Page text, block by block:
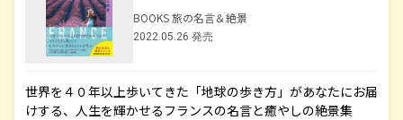
BOOKS 旅の名言＆絶景
2022.05.26 発売
世界を４０年以上歩いてきた「地球の歩き方」があなたにお届
けする、人生を輝かせるフランスの名言と癒やしの絶景集